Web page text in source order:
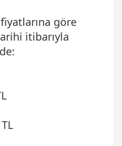
göre
itibarıyla